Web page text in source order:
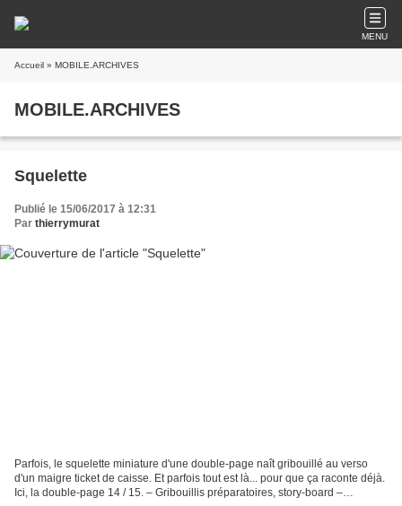
MENU
Accueil » MOBILE.ARCHIVES
MOBILE.ARCHIVES
Squelette
Publié le 15/06/2017 à 12:31
Par thierrymurat
Parfois, le squelette miniature d'une double-page naît gribouillé au verso
d'un maigre ticket de caisse. Et parfois tout est là... pour que ça raconte déjà.
Ici, la double-page 14 / 15. – Gribouillis préparatoires, story-board –